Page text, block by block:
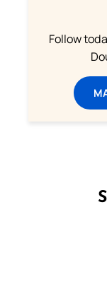
Follow